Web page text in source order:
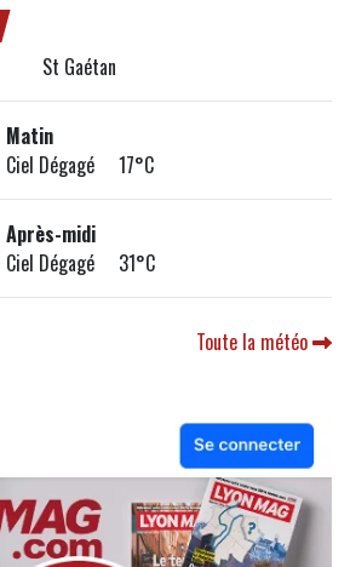
St Gaétan
Matin
Ciel Dégagé 17°C
Après-midi
Ciel Dégagé 31°C
Toute la météo